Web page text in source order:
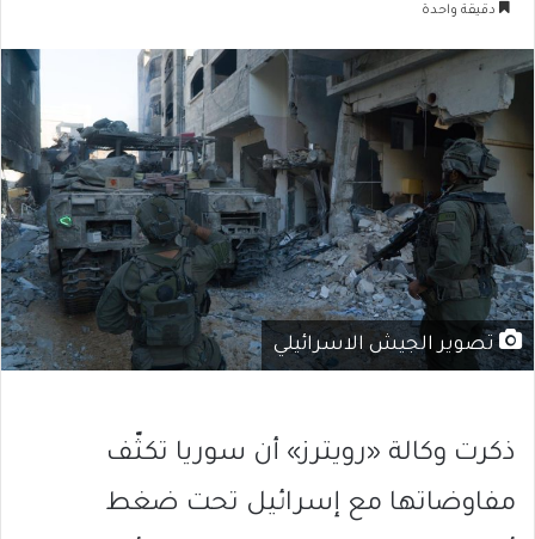
دقيقة واحدة
تصوير الجيش الاسرائيلي
ذكرت وكالة «رويترز» أن سوريا تكثّف
مفاوضاتها مع إسرائيل تحت ضغط